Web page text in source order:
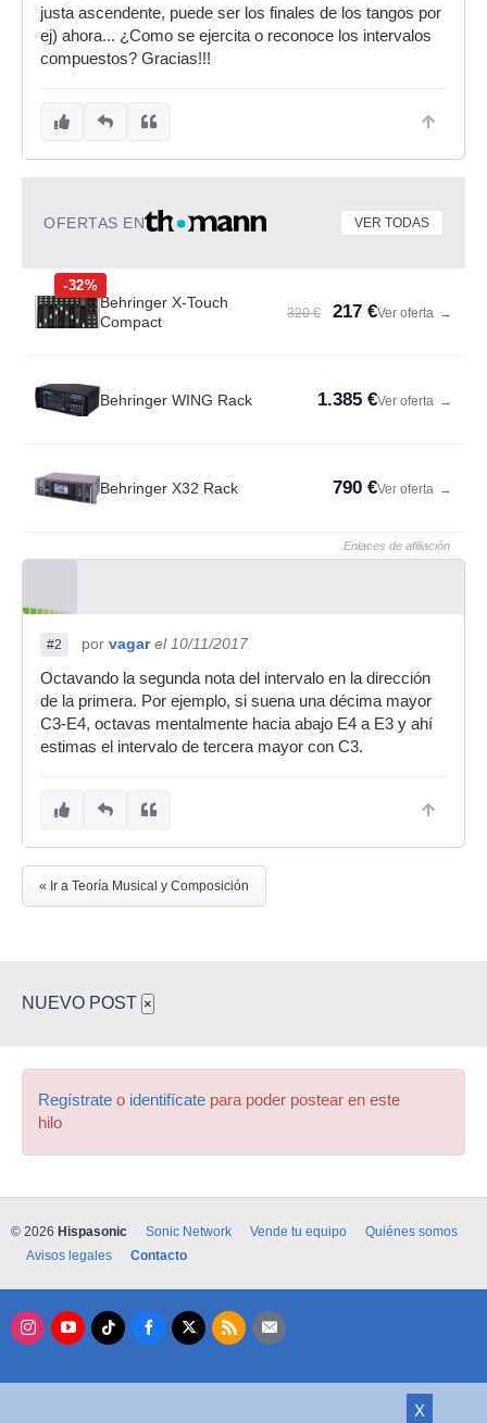
justa ascendente, puede ser los finales de los tangos por
ej) ahora... ¿Como se ejercita o reconoce los intervalos
compuestos? Gracias!!!
OFERTAS EN VER TODAS
-32%
Behringer X-Touch
Compact
320 € 217 €Ver oferta →
Behringer WING Rack 1.385 €Ver oferta →
Behringer X32 Rack 790 €Ver oferta →
Enlaces de afiliación
#2 por vagar el 10/11/2017
Octavando la segunda nota del intervalo en la dirección
de la primera. Por ejemplo, si suena una décima mayor
C3-E4, octavas mentalmente hacia abajo E4 a E3 y ahí
estimas el intervalo de tercera mayor con C3.
« Ir a Teoría Musical y Composición
NUEVO POST ×
Regístrate o identifícate para poder postear en este
hilo
X
© 2026 Hispasonic Sonic Network Vende tu equipo
Quiénes somos
Avisos legales
Contacto